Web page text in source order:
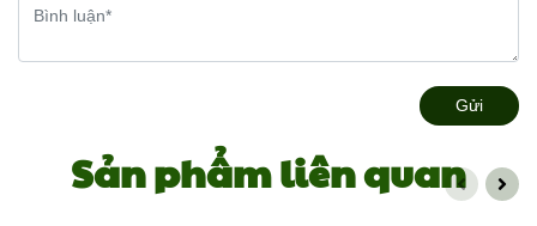
Gửi
Sản phẩm liên quan